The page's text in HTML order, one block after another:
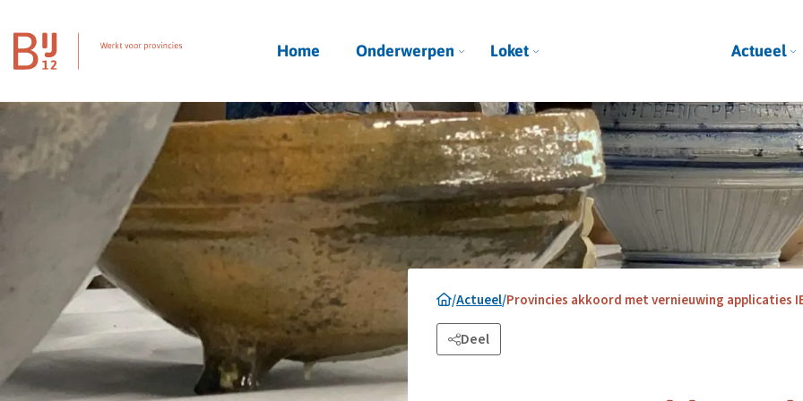
Homepagina
Home Onderwerpen Loket Actueel
/Actueel/Provincies akkoord met vernieuwing applicaties
Deel